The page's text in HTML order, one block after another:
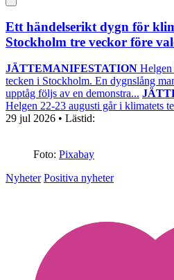
Ett händelserikt dygn för
Stockholm tre veckor före
JÄTTEMANIFESTATION Helgen
tecken i Stockholm. En dygnslång
upptåg följs av en demonstra...
Helgen 22-23 augusti går i klimatets
29 jul 2026 • Lästid:
Foto: Pixabay
Nyheter Positiva nyheter